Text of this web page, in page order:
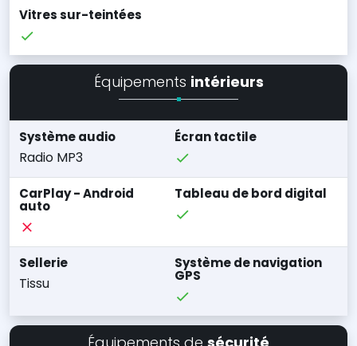
Vitres sur-teintées
Équipements intérieurs
Système audio
Radio MP3
Écran tactile
CarPlay - Android
auto
Tableau de bord digital
Sellerie
Tissu
Système de navigation
GPS